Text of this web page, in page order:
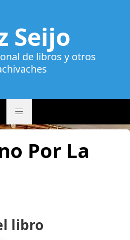
Seijo
de libros y otros
Por La
libro